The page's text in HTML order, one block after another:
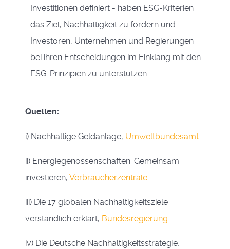
Investitionen definiert - haben ESG-Kriterien
das Ziel, Nachhaltigkeit zu fördern und
Investoren, Unternehmen und Regierungen
bei ihren Entscheidungen im Einklang mit den
ESG-Prinzipien zu unterstützen.
Quellen:
i) Nachhaltige Geldanlage, Umweltbundesamt
ii) Energiegenossenschaften: Gemeinsam
investieren, Verbraucherzentrale
iii) Die 17 globalen Nachhaltigkeitsziele
verständlich erklärt, Bundesregierung
iv) Die Deutsche Nachhaltigkeitsstrategie,